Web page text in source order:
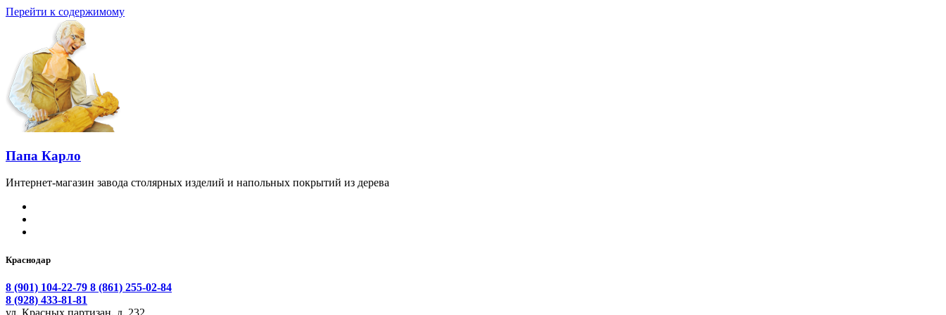
Перейти к содержимому
Папа Карло
Интернет-магазин завода столярных изделий и напольных покрытий из дерева
Краснодар
8 (901) 104-22-79 8 (861) 255-02-84
8 (928) 433-81-81
ул. Красных партизан, д. 232